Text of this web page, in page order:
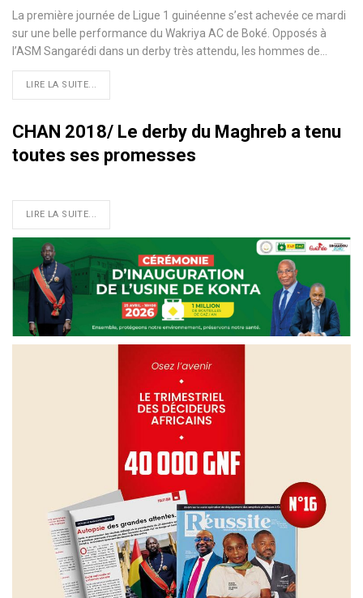
La première journée de Ligue 1 guinéenne s’est achevée ce mardi
sur une belle performance du Wakriya AC de Boké. Opposés à
l’ASM Sangarédi dans un derby très attendu, les hommes de…
LIRE LA SUITE...
CHAN 2018/ Le derby du Maghreb a tenu
toutes ses promesses
LIRE LA SUITE...